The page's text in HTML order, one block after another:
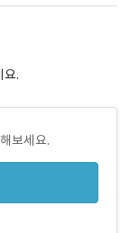
요.
보세요.